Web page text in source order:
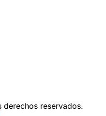
reservados.